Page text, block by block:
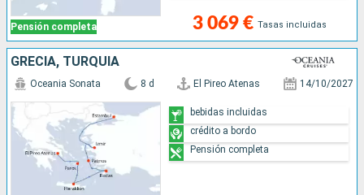
Pensión completa 3 069 € Tasas incluidas
GRECIA, TURQUÍA
Oceania Sonata 8 d El Pireo Atenas 14/10/2027
bebidas incluidas
crédito a bordo
Pensión completa